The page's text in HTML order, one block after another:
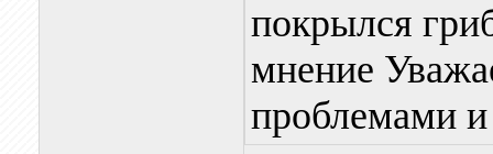
покрылся
мнение
проблемами